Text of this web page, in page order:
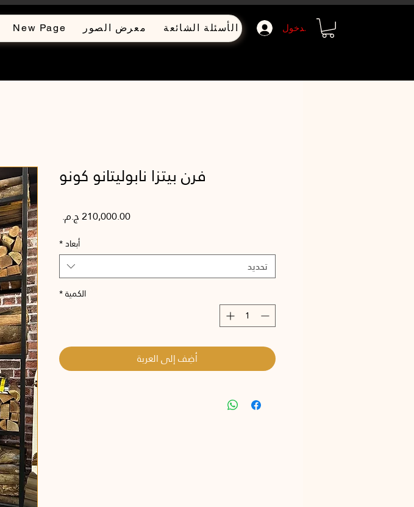
New Page معرض الصور الأسئلة الشائعة تواصل معناتسجيل الدخول
فرن بيتزا نابوليتانو كونو
أبعاد*
تحديد
الكمية*
أضِف إلى العربة